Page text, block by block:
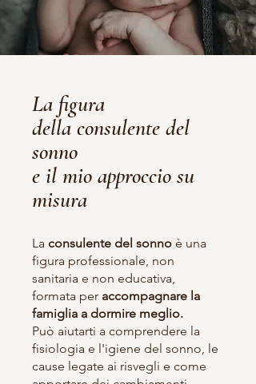
La figura
della consulente del
sonno
e il mio approccio su
misura
La consulente del sonno è una
figura professionale, non
sanitaria e non educativa,
formata per accompagnare la
famiglia a dormire meglio.
Può aiutarti a comprendere la
fisiologia e l'igiene del sonno, le
cause legate ai risvegli e come